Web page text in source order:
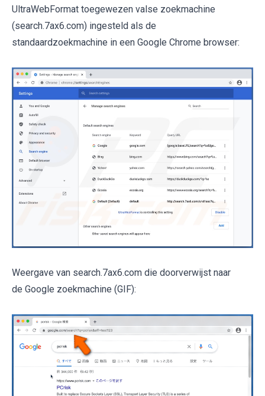
UltraWebFormat toegewezen valse zoekmachine
(search.7ax6.com) ingesteld als de
standaardzoekmachine in een Google Chrome browser:
Weergave van search.7ax6.com die doorverwijst naar
de Google zoekmachine (GIF):